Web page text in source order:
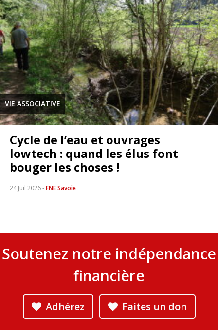
VIE ASSOCIATIVE
Cycle de l’eau et ouvrages
lowtech : quand les élus font
bouger les choses !
24 Juil 2026-FNE Savoie
Soutenez notre indépendance
financière
Adhérez Faites un don